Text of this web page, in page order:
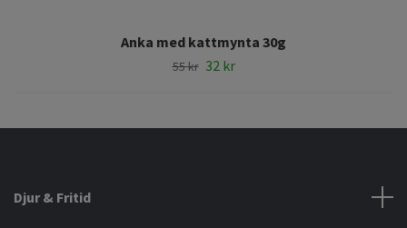
Anka med kattmynta 30g
55 kr 32 kr
Djur & Fritid